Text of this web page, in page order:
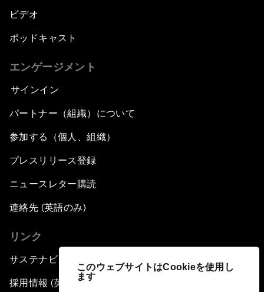
このウェブサイトはCookieを使用し
ます
ビデオ
ポッドキャスト
エンゲージメント
サインイン
パートナー（組織）について
参加する（個人、組織）
プレスリリース登録
ニュースレター購読
連絡先 (英語のみ)
リンク
サステナビリティへの取り組み
採用情報 (英語のみ)